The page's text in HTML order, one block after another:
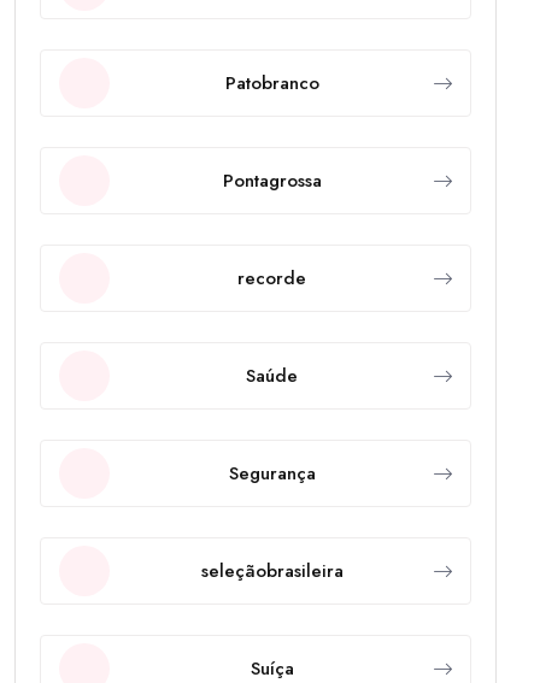
Patobranco
Pontagrossa
recorde
Saúde
Segurança
seleçãobrasileira
Suíça